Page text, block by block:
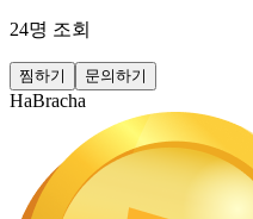
24명 조회
찜하기 문의하기
HaBracha